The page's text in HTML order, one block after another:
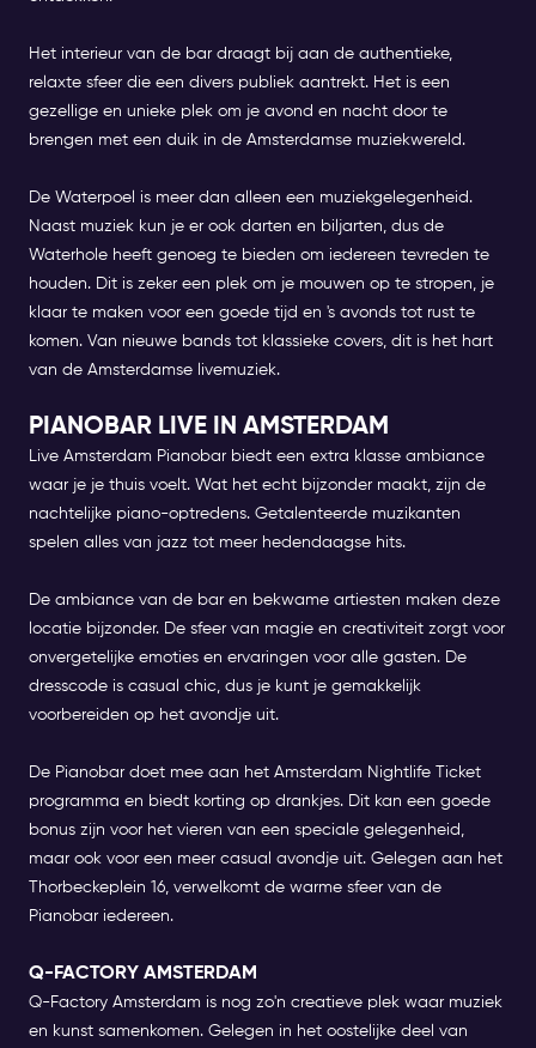
Het interieur van de bar draagt bij aan de authentieke,
relaxte sfeer die een divers publiek aantrekt. Het is een
gezellige en unieke plek om je avond en nacht door te
brengen met een duik in de Amsterdamse muziekwereld.
De Waterpoel is meer dan alleen een muziekgelegenheid.
Naast muziek kun je er ook darten en biljarten, dus de
Waterhole heeft genoeg te bieden om iedereen tevreden te
houden. Dit is zeker een plek om je mouwen op te stropen, je
klaar te maken voor een goede tijd en 's avonds tot rust te
komen. Van nieuwe bands tot klassieke covers, dit is het hart
van de Amsterdamse livemuziek.
PIANOBAR LIVE IN AMSTERDAM
Live Amsterdam Pianobarbiedt een extra klasse ambiance
waar je je thuis voelt. Wat het echt bijzonder maakt, zijn de
nachtelijke piano-optredens. Getalenteerde muzikanten
spelen alles van jazz tot meer hedendaagse hits.
De ambiance van de bar en bekwame artiesten maken deze
locatie bijzonder. De sfeer van magie en creativiteit zorgt voor
onvergetelijke emoties en ervaringen voor alle gasten. De
dresscode is casual chic, dus je kunt je gemakkelijk
voorbereiden op het avondje uit.
De Pianobar doet mee aan het Amsterdam Nightlife Ticket
programma en biedt korting op drankjes. Dit kan een goede
bonus zijn voor het vieren van een speciale gelegenheid,
maar ook voor een meer casual avondje uit. Gelegen aan het
Thorbeckeplein 16, verwelkomt de warme sfeer van de
Pianobar iedereen.
Q-FACTORY AMSTERDAM
Q-Factory Amsterdam is nog zo'n creatieve plek waar muziek
en kunst samenkomen. Gelegen in het oostelijke deel van